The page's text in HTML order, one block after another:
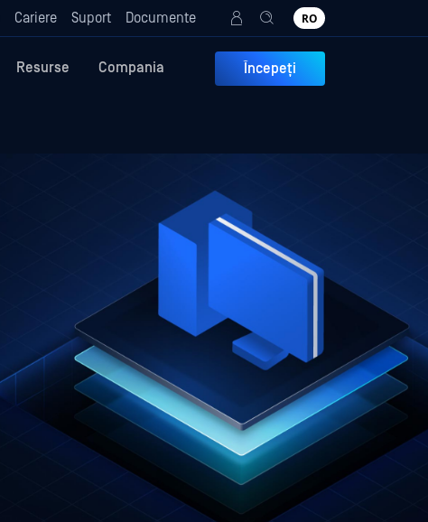
Cariere Suport Documente RO
Resurse Compania Începeți